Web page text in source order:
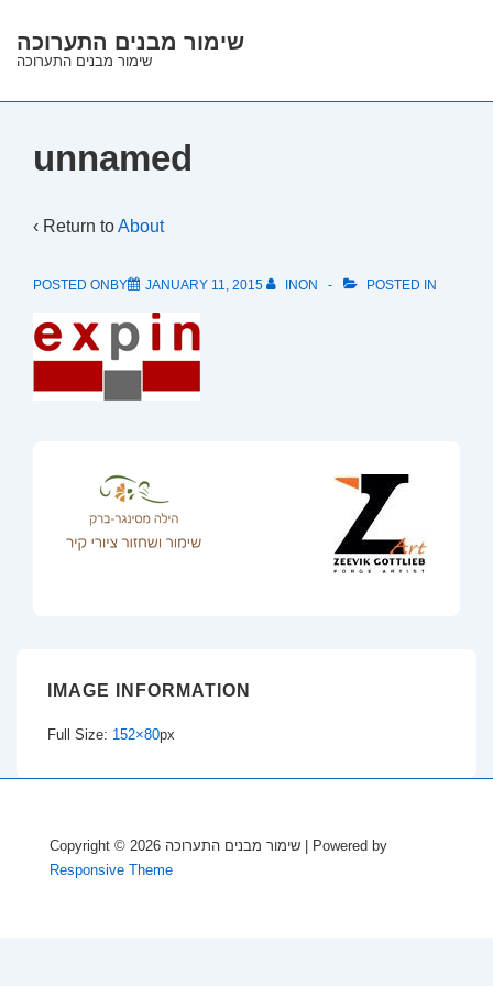
Skip
Main
שימור מבנים התערוכה
שימור מבנים התערוכה
unnamed
‹ Return toAbout
POSTED ONBY JANUARY 11, 2015 INON POSTED IN
IMAGE INFORMATION
Full Size: 152×80px
Copyright © 2026
| Powered by
Responsive Theme